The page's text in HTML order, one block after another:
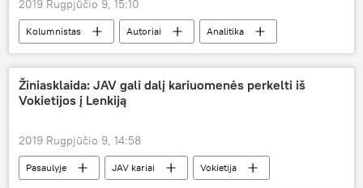
2019 Rugpjūčio 9, 15:10
Kolumnistas Autoriai
Analitika
valstiečiai
Gitanas Nausėda
Ramūnas Karbauskis
Vyriausybė
Žiniasklaida: JAV gali dalį kariuomenės perkelti iš
Vokietijos į Lenkiją
2019 Rugpjūčio 9, 14:58
Pasaulyje JAV kariai Vokietija